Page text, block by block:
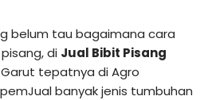
belum tau bagaimana cara
di Jual Bibit Pisang
tepatnya di Agro
banyak jenis tumbuhan